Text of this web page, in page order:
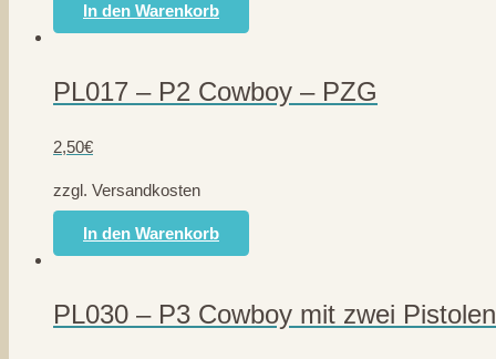
In den Warenkorb
PL017 – P2 Cowboy – PZG
2,50€
zzgl. Versandkosten
In den Warenkorb
PL030 – P3 Cowboy mit zwei